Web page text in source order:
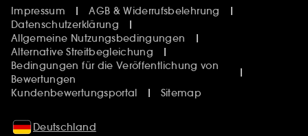
Impressum
AGB & Widerrufsbelehrung
Datenschutzerklärung
Allgemeine Nutzungsbedingungen
Alternative Streitbegleichung
Bedingungen für die Veröffentlichung von
Bewertungen
Kundenbewertungsportal
Sitemap
Deutschland